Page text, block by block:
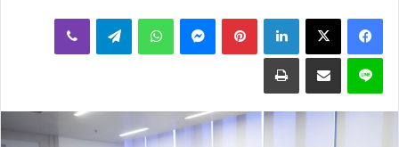
إلكترونيا
لينكدإن بينتيريستماسنجر واتساب تيلقرام ڤايبر
لاين مشاركة عبر البريد طباعة